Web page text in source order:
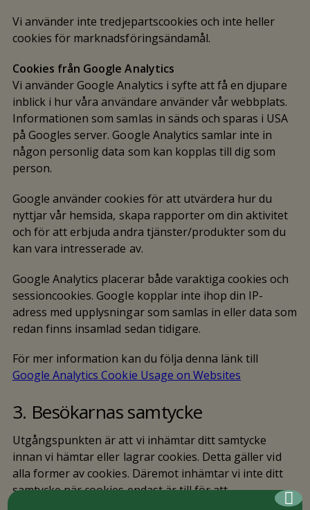
Vi använder inte tredjepartscookies och inte heller
cookies för marknadsföringsändamål.
Cookies från Google Analytics
Vi använder Google Analytics i syfte att få en djupare
inblick i hur våra användare använder vår webbplats.
Informationen som samlas in sänds och sparas i USA
på Googles server. Google Analytics samlar inte in
någon personlig data som kan kopplas till dig som
person.
Google använder cookies för att utvärdera hur du
nyttjar vår hemsida, skapa rapporter om din aktivitet
och för att erbjuda andra tjänster/produkter som du
kan vara intresserade av.
Google Analytics placerar både varaktiga cookies och
sessioncookies. Google kopplar inte ihop din IP-
adress med upplysningar som samlas in eller data som
redan finns insamlad sedan tidigare.
För mer information kan du följa denna länk till
Google Analytics Cookie Usage on Websites
3. Besökarnas samtycke
Utgångspunkten är att vi inhämtar ditt samtycke
innan vi hämtar eller lagrar cookies. Detta gäller vid
alla former av cookies. Däremot inhämtar vi inte ditt
samtycke när cookies endast är till för att
grundläggande funktioner på hemsidan ska kunna